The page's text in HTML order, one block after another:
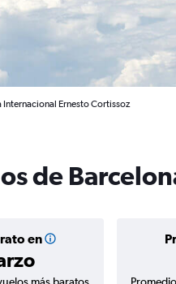
Internacional Ernesto Cortissoz
de
en